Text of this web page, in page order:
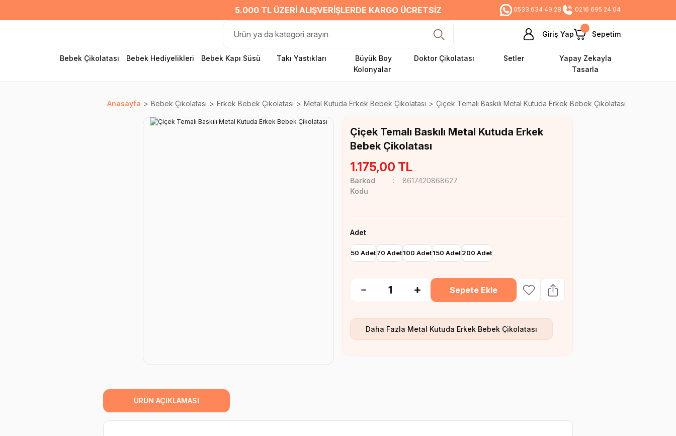
5.000 TL ÜZERI ALIŞVERIŞLERDE KARGO ÜCRETSIZ 0533 634 49 28 0216 695 24 04
Giriş Yap Sepetim
Bebek Çikolatası Bebek Hediyelikleri Bebek Kapı Süsü Takı Yastıkları
Büyük Boy
Kolonyalar
Doktor Çikolatası Setler
Yapay Zekayla
Tasarla
Anasayfa Bebek Çikolatası Erkek Bebek Çikolatası Metal Kutuda Erkek Bebek Çikolatası Çiçek Temalı Baskılı Metal Kutuda Erkek Bebek Çikolatası
Çiçek Temalı Baskılı Metal Kutuda Erkek
Bebek Çikolatası
1.175,00 TL
Barkod
Kodu
8617420868627
Adet
50 Adet70 Adet100 Adet150 Adet200 Adet
Sepete Ekle
Daha Fazla Metal Kutuda Erkek Bebek Çikolatası
ÜRÜN AÇIKLAMASI